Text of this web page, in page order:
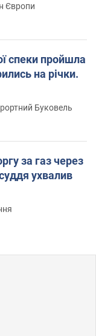
Європи
спеки пройшла
на річки.
Буковель
за газ через
ухвалив